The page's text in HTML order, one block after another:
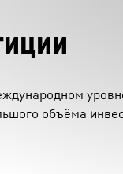
объёма